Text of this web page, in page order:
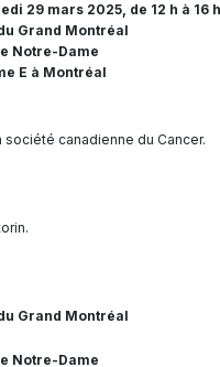
29 mars 2025, de 12 h à 16 h
Grand Montréal
Notre-Dame
E à Montréal
canadienne du Cancer.
Grand Montréal
Notre-Dame